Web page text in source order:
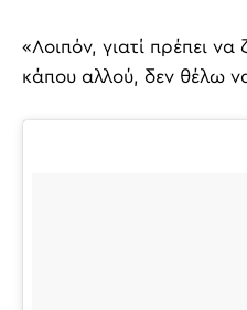
«Λοιπόν, γιατί πρέπει να
κάπου αλλού, δεν θέλω